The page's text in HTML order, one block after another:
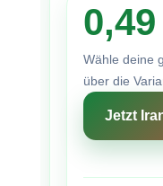
Wähle deine
über die
Jetzt